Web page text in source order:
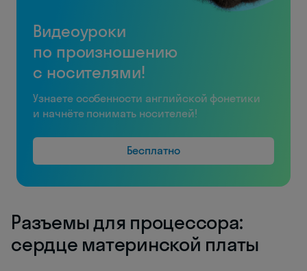
Видеоуроки
по произношению
с носителями!
Узнаете особенности английской фонетики
и начнёте понимать носителей!
Бесплатно
Разъемы для процессора:
сердце материнской платы